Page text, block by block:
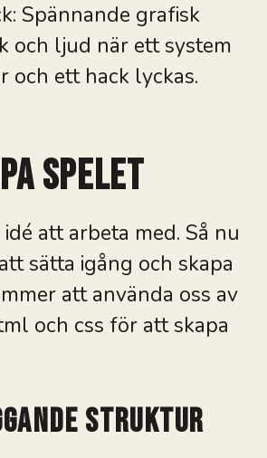
Spännande grafisk
och ljud när ett system
och ett hack lyckas.
spelet
att arbeta med. Så nu
sätta igång och skapa
att använda oss av
och css för att skapa
struktur